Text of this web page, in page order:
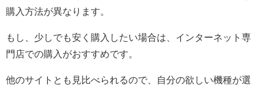
購入方法が異なります。
もし、少しでも安く購入したい場合は、インターネット専
門店での購入がおすすめです。
他のサイトとも見比べられるので、自分の欲しい機種が選